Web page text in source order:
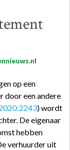
op een
door een andere
) wordt
De eigenaar
hebben
verhuurder uit